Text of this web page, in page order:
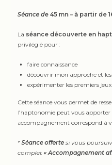
Séance de 45 mn – à partir de
La séance découverte en
privilégié pour :
faire connaissance
découvrir mon approche et
expérimenter les premiers
Cette séance vous permet de
l’haptonomie peut vous apporter
accompagnement correspond à
*Séance offerte si vous
complet« Accompagnement